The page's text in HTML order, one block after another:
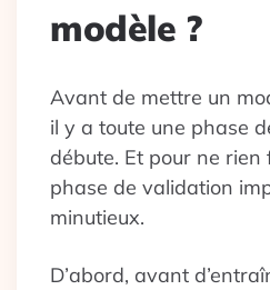
modèle ?
Avant de mettre un
il y a toute une phase
débute. Et pour ne rien
phase de validation
minutieux.
D’abord, avant